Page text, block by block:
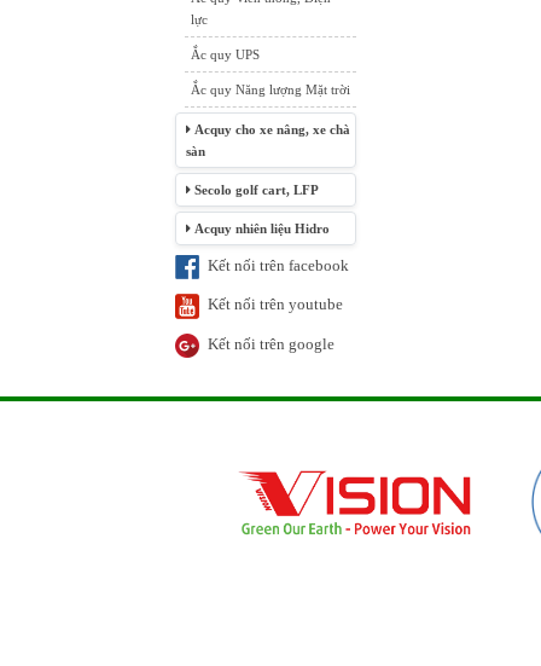
lực
Ắc quy UPS
Ắc quy Năng lượng Mặt trời
Acquy cho xe nâng, xe chà
sàn
Secolo golf cart, LFP
Acquy nhiên liệu Hidro
Kết nối trên facebook
Kết nối trên youtube
Kết nối trên google